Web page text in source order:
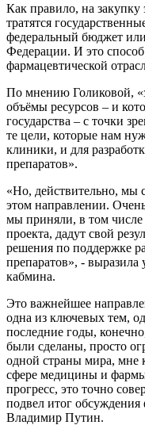
Как правило, на закупку
тратятся
федеральный бюджет
Федерации. И это
фармацевтической
По мнению Голиковой,
объёмы ресурсов – и
государства – с точки
те цели, которые нам
клиники, и для
препаратов».
«Но, действительно, мы
этом направлении.
мы приняли, в том числе
проекта, дадут свой
решения по поддержке
препаратов», - выразила
кабмина.
Это важнейшее
одна из ключевых тем,
последние годы,
были сделаны, просто
одной страны мира, мне
сфере медицины и
прогресс, это точно
подвел итог обсуждения
Владимир Путин.